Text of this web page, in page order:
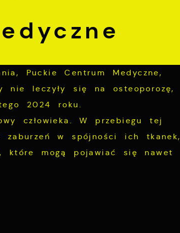
Puckie Centrum Medyczne,
leczyły się na osteoporozę,
2024 roku.
człowieka. W przebiegu tej
zaburzeń w spójności ich tkanek,
które mogą pojawiać się nawet